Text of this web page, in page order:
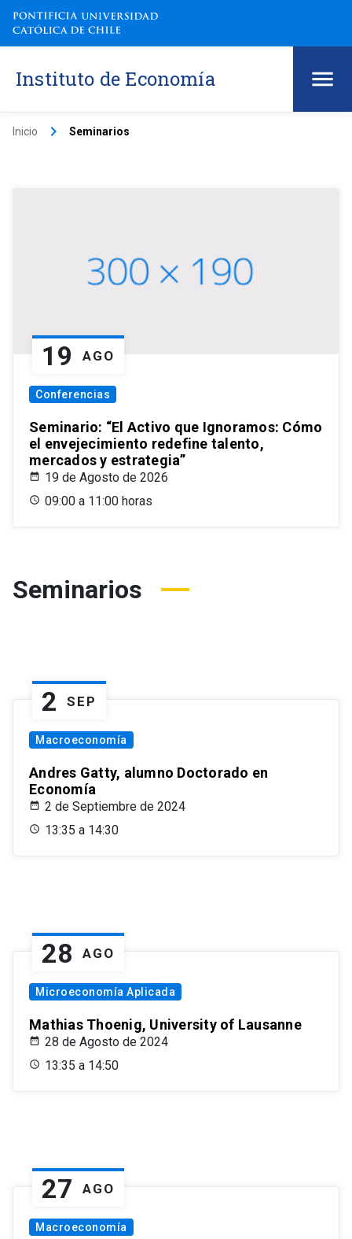
Instituto de Economía
Inicio keyboard_arrow_right Seminarios
19 AGO
Conferencias
Seminario: “El Activo que Ignoramos: Cómo
el envejecimiento redefine talento,
mercados y estrategia”
19 de Agosto de 2026
09:00 a 11:00 horas
Seminarios
2 SEP
Macroeconomía
Andres Gatty, alumno Doctorado en
Economía
2 de Septiembre de 2024
13:35 a 14:30
28 AGO
Microeconomía Aplicada
Mathias Thoenig, University of Lausanne
28 de Agosto de 2024
13:35 a 14:50
27 AGO
Macroeconomía